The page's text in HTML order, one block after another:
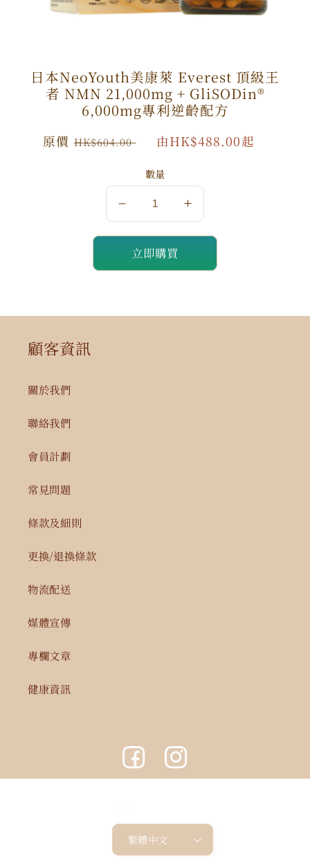
日本NeoYouth美康萊 Everest 頂級王
者 NMN 21,000mg + GliSODin®️
6,000mg專利逆齡配方
原
原價HK$604.00 由HK$488.00起
數量
量
減
少
量
加
立即購買
顧客資訊
關於我們
聯絡我們
會員計劃
常見問題
條款及細則
更換/退換條款
物流配送
媒體宣傳
專欄文章
健康資訊
FacebookInstagram
繁體中文